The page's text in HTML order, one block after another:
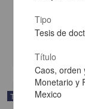
Ciencias Sociales y
Trabajo de grado
Tipo
Tesis de
Título
Caos, orden
Monetario y
Mexico